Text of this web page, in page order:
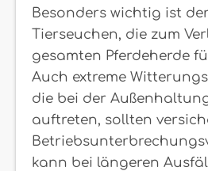
Besonders wichtig ist
Tierseuchen, die zum
gesamten Pferdeherde
Auch extreme
die bei der
auftreten, sollten
kann bei längeren